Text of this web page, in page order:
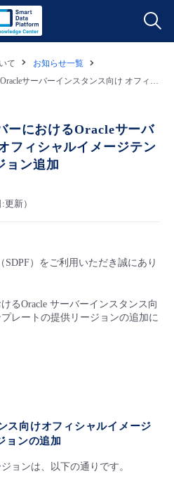
る
る
て
お知らせ一覧
SDPF クラウド/サーバーにおけるOracleサーバーインスタンス向け オフィシャルイメージテンプレートの提供リージョン追加
ーにおけるOracleサーバ
フィシャルイメージテン
ョン追加
新）
SDPF）をご利用いただき誠にあり
るOracle サーバーインスタンス向
レートの提供リージョンの追加に
ス向けオフィシャルイメージ
ョンの追加
ョンは、以下の通りです。